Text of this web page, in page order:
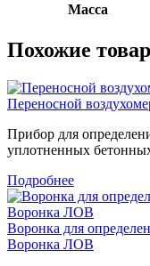
Масса
Похожие
Переносной
Прибор для
уплотненных
Подробнее
Воронка для
Воронка ЛОВ